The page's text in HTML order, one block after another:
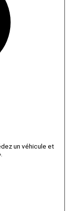
un véhicule et